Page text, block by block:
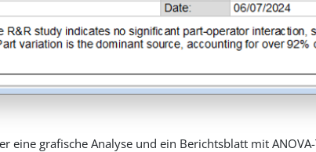
grafische Analyse und ein Berichtsblatt mit